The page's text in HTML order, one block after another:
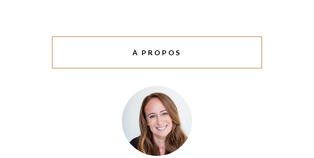
À PROPOS